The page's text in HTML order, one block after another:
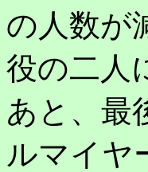
の人数が
役の二人
あと、最
ルマイヤ